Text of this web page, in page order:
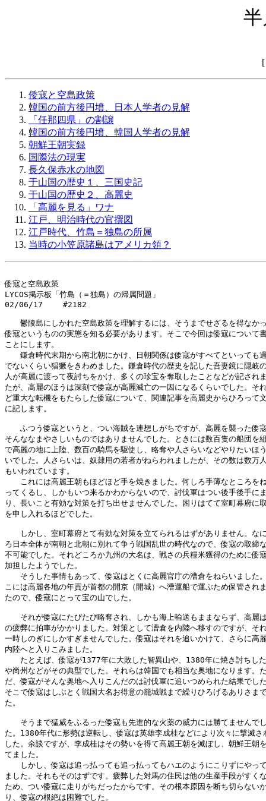
倭寇と空島政策
韓国の前方後円墳、日本人学者の見解
「任那四県」の割譲
韓国の前方後円墳、韓国人学者の見解
朝鮮王朝実録
国際法の現実
長久保赤水の地図
于山国の歴史１、三国史記
于山国の歴史２、高麗史
「高麗を見る」ワナ
江戸、明治時代の官撰図
江戸時代、竹島＝独島の所属
当時の小笠原諸島はアメリカ領？
倭寇と空島政策
LYCOS掲示板「竹島（＝独島）の帰属問題」
02/06/17 　　#2182
鬱陵島にしかれた空島政策を理解するには、そうまでせざるを得なか
倭寇というものの実態を知る必要があります。そこで今回は倭寇について
ことにします。
鎌倉時代末期から南北朝にかけ、日朝関係は倭寇がすべてといっても
でないくらい猖獗をきわめました。鎌倉時代の歴史を記した吾妻鏡に隠岐
人が高麗に渡って夜討ちをかけ、多くの珍宝を奪取したことなどが記され
たが、高麗のほうは深刻で倭寇が高麗滅亡の一因になるくらいでした。そ
ど重大な転機をもたらした倭寇について、関連記事を高麗史からひろって
に記します。
ふつう倭寇というと、つい海賊を連想しがちですが、高麗を襲った倭
そんななまやさしいものではありませんでした。ときには数百隻の船団を
で高麗の地に上陸、数百の騎馬を駆使し、略奪や人さらいなどやりたいほ
いでした。人さらいは、奴隷用の若者がねらわれましたが、その数は数万
もいわれています。
これには高麗王朝もほどほど手を焼きました。何しろ手薄なところを
ってくるし、しかもいつ来るかわからないので、討伐軍はつい後手後手に
り、長いこと有効な対策を打ち出せませんでした。困りはてて室町幕府に
を申し入れるほどでした。
しかし、室町幕府とて有効な対策を立てられるはずがありません。な
ろ日本全体が南朝と北朝に別れて争う戦国乱世の時代なので、倭寇の取締
不可能でした。それどころか九州の大名は、戦さの兵糧米獲得のために倭
加担したようでした。
そうした事情もあって、倭寇はとくに高麗官庁の漕倉をねらいました
こには高麗各地の年貢が首都の開京（開城）へ漕運船で運ぶため保管され
たので、倭寇にとって宝の山でした。
それが倭寇にたびたび略奪され、しかも海上輸送もままならず、高麗
の疲弊に拍車がかかりました。対策として漕倉を内陸へ移すのですが、そ
一時しのぎにしかすぎませんでした。倭寇はそれを追いかけて、さらに高
内陸へと入りこみました。
たとえば、倭寇が1377年に大敗した智異山や、1380年に焼き討ちし
や尚州などがその典型でした。それらは韓国でも相当な奥地になります。
だ、倭寇がそんな奥地へ入りこんだのは討伐軍に追いつめられた結果でし
そこで倭寇はしぶとく戦国大名お得意の籠城戦まで繰りひろげるありさま
た。
そうまで猛威をふるった倭寇も先進的な火薬の威力には勝てませんで
た。1380年代に形勢は逆転し、倭寇は英雄李成桂などにより次々に撃滅さ
した。余談ですが、李成桂はその勢いを得て高麗王朝を滅ぼし、朝鮮王朝
てました。
しかし、倭寇は追っ払っても追っ払ってもハエのようにこりずにやっ
ました。それもそのはずです。疲弊した対馬の住民は他の生産手段がすく
ため、つい倭寇に走りがちだったからです。その根本原因を断ち切らない
り、倭寇の根絶は困難でした。